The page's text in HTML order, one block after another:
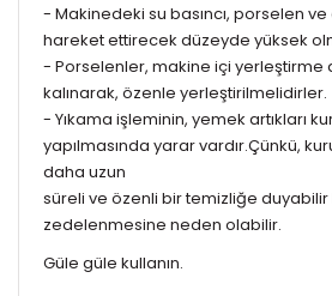
- Makinedeki su basıncı, porselen
hareket ettirecek düzeyde yüksek
- Porselenler, makine içi yerleştirme
kalınarak, özenle yerleştirilmelidirler.
- Yıkama işleminin, yemek artıkları
yapılmasında yarar vardır.Çünkü,
daha uzun
süreli ve özenli bir temizliğe duyabilir
zedelenmesine neden olabilir.
Güle güle kullanın.